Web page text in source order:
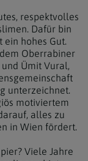
respektvolles
Dafür bin
hohes Gut.
Oberrabiner
Ümit Vural,
unterzeichnet.
motiviertem
alles zu
in Wien fördert.
Viele Jahre